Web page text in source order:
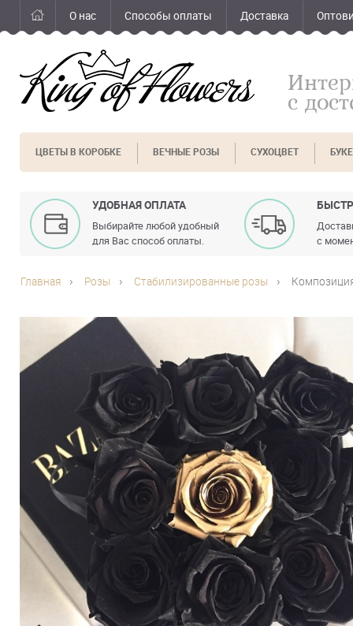
О нас Способы оплаты Доставка
с
ЦВЕТЫ В КОРОБКЕ ВЕЧНЫЕ РОЗЫ СУХОЦВЕТ
УДОБНАЯ ОПЛАТА
Выбирайте любой удобный
для Вас способ оплаты.
с
Главная Розы Стабилизированные розы